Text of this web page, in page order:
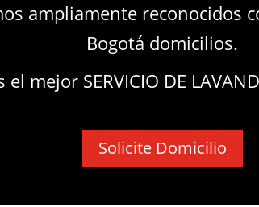
ampliamente reconocidos
Bogotá domicilios.
mejor SERVICIO DE
Solicite Domicilio